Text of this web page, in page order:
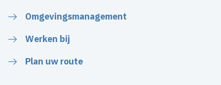
Omgevingsmanagement
Werken bij
Plan uw route